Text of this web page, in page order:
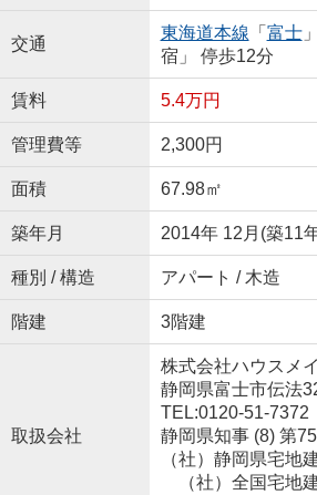
交通
東海道本線 「 富士
宿」 停歩12分
賃料 5.4万円
管理費等 2,300円
面積 67.98㎡
築年月 2014年 12月(築11
種別 / 構造 アパート / 木造
階建 3階建
取扱会社
株式会社ハウスメ
静岡県富士市伝法
TEL:0120-51-7372
静岡県知事 (8) 第
（社）静岡県宅地
（社）全国宅地